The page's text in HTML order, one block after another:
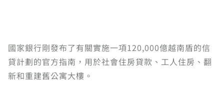
國家銀行剛發布了有關實施一項120,000億越南盾的信
貸計劃的官方指南，用於社會住房貸款、工人住房、翻
新和重建舊公寓大樓。